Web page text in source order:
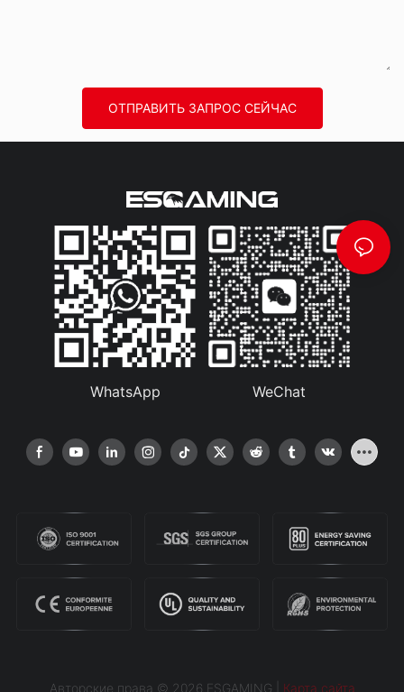
ОТПРАВИТЬ ЗАПРОС СЕЙЧАС
WhatsApp WeChat
Авторские права © 2026 ESGAMING | Карта сайта